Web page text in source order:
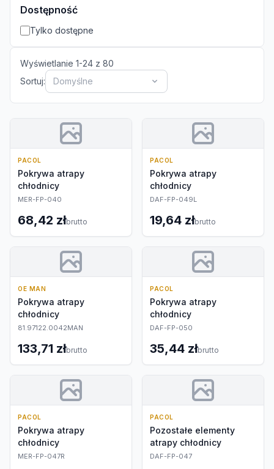
Dostępność
Tylko dostępne
Wyświetlanie 1-24 z 80
Sortuj:
Domyślne
PACOL
Pokrywa atrapy
chłodnicy
MER-FP-040
68,42 złbrutto
PACOL
Pokrywa atrapy
chłodnicy
DAF-FP-049L
19,64 złbrutto
OE MAN
Pokrywa atrapy
chłodnicy
81.97122.0042MAN
133,71 złbrutto
PACOL
Pokrywa atrapy
chłodnicy
DAF-FP-050
35,44 złbrutto
PACOL
Pokrywa atrapy
chłodnicy
MER-FP-047R
PACOL
Pozostałe elementy
atrapy chłodnicy
DAF-FP-047